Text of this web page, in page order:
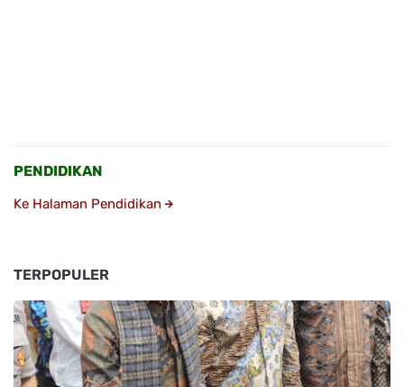
PENDIDIKAN
Ke Halaman Pendidikan
TERPOPULER